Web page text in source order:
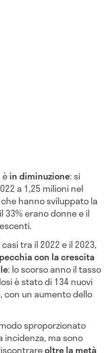
èin diminuzione: si
a 1,25 milioni nel
hanno sviluppato la
erano donne e il
tra il 2022 e il 2023,
con la crescita
: lo scorso anno il tasso
è stato di 134 nuovi
con un aumento dello
sproporzionato
incidenza, ma sono
oltre la metà